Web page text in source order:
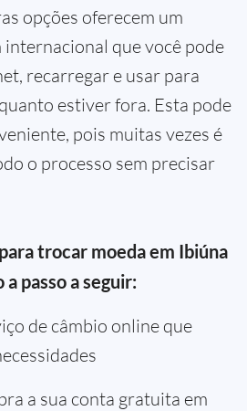
opções oferecem um
que você pode
recarregar e usar para
estiver fora. Esta pode
pois muitas vezes é
o processo sem precisar
trocar moeda em Ibiúna
a passo a seguir:
de câmbio online que
a sua conta gratuita em